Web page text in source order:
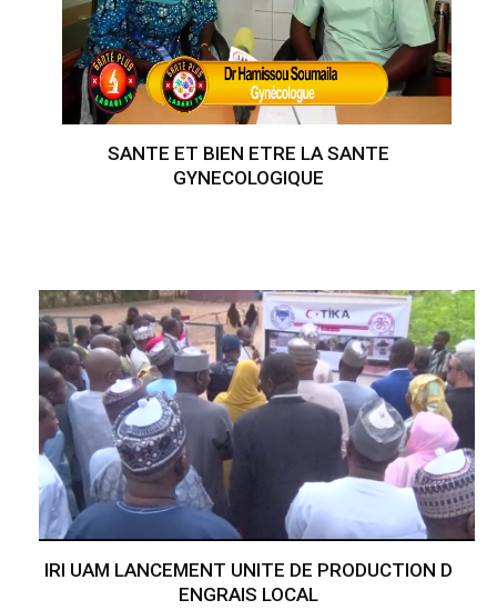
SANTE ET BIEN ETRE LA SANTE
GYNECOLOGIQUE
IRI UAM LANCEMENT UNITE DE PRODUCTION D
ENGRAIS LOCAL